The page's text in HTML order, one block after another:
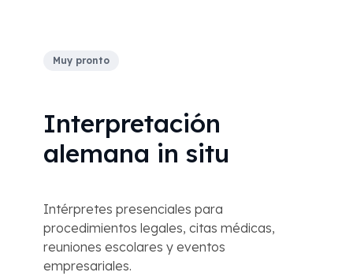
Muy pronto
Interpretación
alemana in situ
Intérpretes presenciales para
procedimientos legales, citas médicas,
reuniones escolares y eventos
empresariales.